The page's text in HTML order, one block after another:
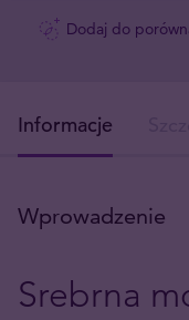
Dodaj do
Informacje
Wprowadzenie
Srebrna